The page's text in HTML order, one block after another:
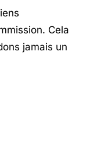
Cela
jamais un